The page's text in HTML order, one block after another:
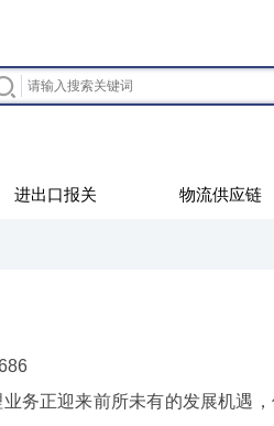
进出口报关 物流供应链
务正迎来前所未有的发展机遇